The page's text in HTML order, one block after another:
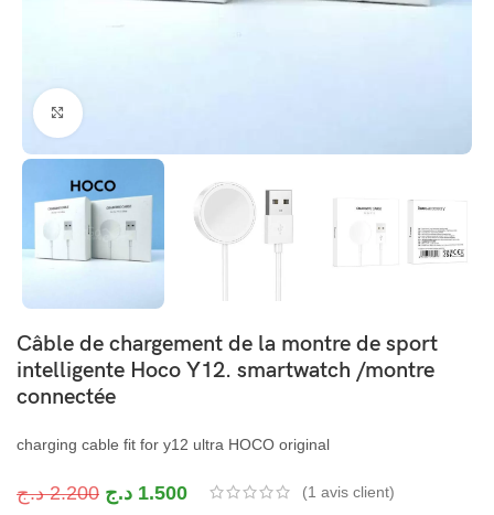
Câble de chargement de la montre de sport
intelligente Hoco Y12. smartwatch /montre
connectée
charging cable fit for y12 ultra HOCO original
2.200 د.ج 1.500 د.ج (1 avis client)